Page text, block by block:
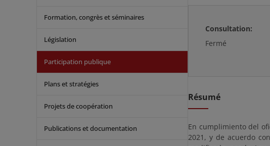
Formation, congrès et séminaires
Législation
Participation publique
Plans et stratégies
Projets de coopération
Publications et documentation
Consultation:
Fermé
Résumé
En cumplimiento del
2021, y de acuerdo